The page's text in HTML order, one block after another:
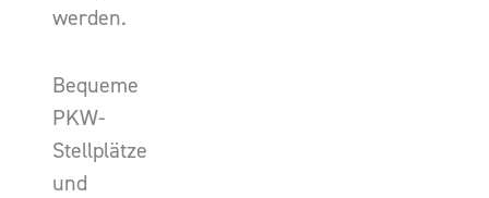
werden.
Bequeme
PKW-
Stellplätze
und